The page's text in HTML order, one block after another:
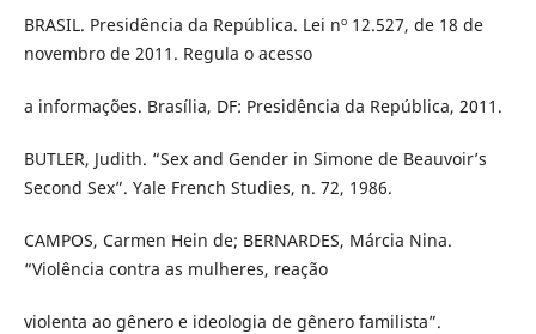
BRASIL. Presidência da República. Lei nº 12.527, de 18 de
novembro de 2011. Regula o acesso
a informações. Brasília, DF: Presidência da República, 2011.
BUTLER, Judith. “Sex and Gender in Simone de Beauvoir’s
Second Sex”. Yale French Studies, n. 72, 1986.
CAMPOS, Carmen Hein de; BERNARDES, Márcia Nina.
“Violência contra as mulheres, reação
violenta ao gênero e ideologia de gênero familista”.